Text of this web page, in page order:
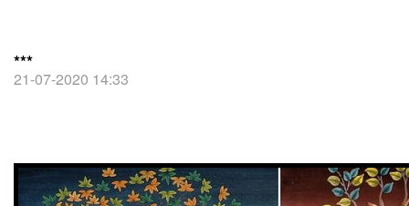
***
21-07-2020 14:33